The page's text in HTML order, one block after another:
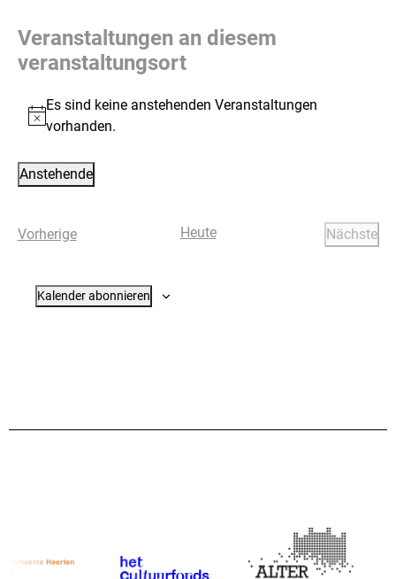
Veranstaltungen an diesem
veranstaltungsort
Hinweis
Es sind keine anstehenden Veranstaltungen
vorhanden.
Anstehende
VorherigeVeranstaltungen Heute
Nächste
Kalender abonnieren